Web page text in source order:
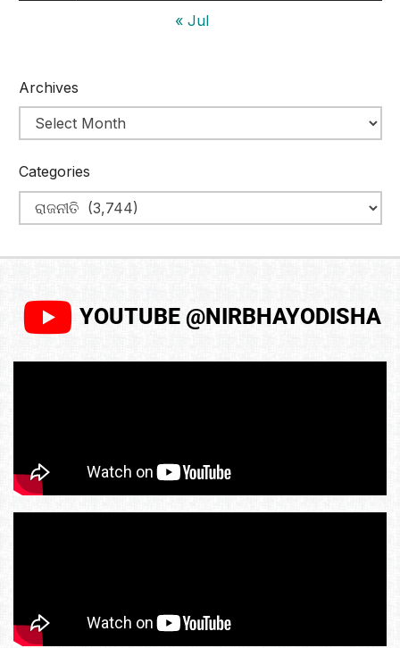
« Jul
Archives
Categories
YOUTUBE @NIRBHAYODISHA